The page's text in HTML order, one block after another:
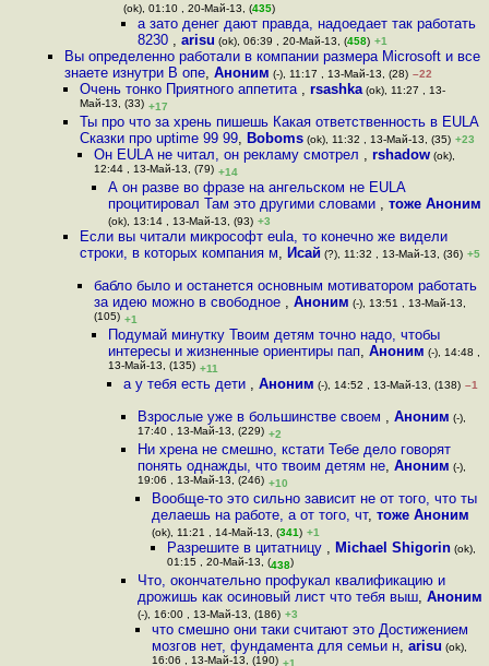
(ok), 01:10 , 20-Май-13, (435)
а зато денег дают правда, надоедает так работать
8230 , arisu (ok), 06:39 , 20-Май-13, (458) +1
Вы определенно работали в компании размера Microsoft и все
знаете изнутри В опе,Аноним (-), 11:17 , 13-Май-13, (28) –22
Очень тонко Приятного аппетита , rsashka(ok), 11:27 , 13-
Май-13, (33) +17
Ты про что за хрень пишешь Какая ответственность в EULA
Сказки про uptime 99 99, Boboms(ok), 11:32 , 13-Май-13, (35) +23
Он EULA не читал, он рекламу смотрел , rshadow(ok),
12:44 , 13-Май-13, (79) +14
А он разве во фразе на ангельском не EULA
процитировал Там это другими словами ,тоже Аноним
(ok), 13:14 , 13-Май-13, (93) +3
Если вы читали микрософт eula, то конечно же видели
строки, в которых компания м, Исай (?), 11:32 , 13-Май-13, (36) +5
бабло было и останется основным мотиватором работать
за идею можно в свободное , Аноним (-), 13:51 , 13-Май-13,
(105) +1
Подумай минутку Твоим детям точно надо, чтобы
интересы и жизненные ориентиры пап,Аноним (-), 14:48 ,
13-Май-13, (135) +11
а у тебя есть дети , Аноним (-), 14:52 , 13-Май-13, (138) –1
Взрослые уже в большинстве своем , Аноним (-),
17:40 , 13-Май-13, (229) +2
Ни хрена не смешно, кстати Тебе дело говорят
понять однажды, что твоим детям не, Аноним (-),
19:06 , 13-Май-13, (246) +10
Вообще-то это сильно зависит не от того, что ты
делаешь на работе, а от того, чт,тоже Аноним
(ok), 11:21 , 14-Май-13, (341) +1
Разрешите в цитатницу , Michael Shigorin(ok),
01:15 , 20-Май-13, (438)
Что, окончательно профукал квалификацию и
дрожишь как осиновый лист что тебя выш, Аноним
(-), 16:00 , 13-Май-13, (186) +3
что смешно они таки считают это Достижением
мозгов нет, фундамента для семьи н,arisu (ok),
16:06 , 13-Май-13, (190) +1